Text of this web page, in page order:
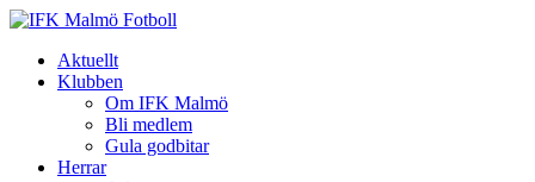
Aktuellt
Klubben
Om IFK Malmö
Bli medlem
Gula godbitar
Herrar